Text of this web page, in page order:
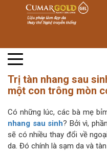
Trị tàn nhang sau
một con trông mòn
Có những lúc, các bà mẹ
nhang sau sinh? Bởi vì,
sẽ có nhiều thay đổi về
da. Đó chính là sạm da và